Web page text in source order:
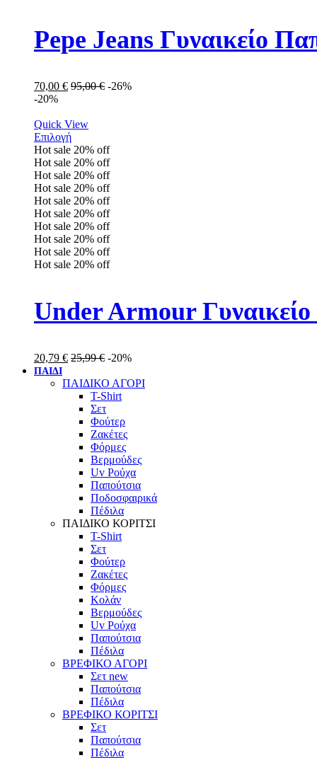
Pepe Jeans Γυναικείο
70,00 € 95,00€ -26%
-20%
Quick View
Επιλογή
Hot sale 20% off
Hot sale 20% off
Hot sale 20% off
Hot sale 20% off
Hot sale 20% off
Hot sale 20% off
Hot sale 20% off
Hot sale 20% off
Hot sale 20% off
Hot sale 20% off
Under Armour
20,79 € 25,99€ -20%
ΠΑΙΔΙ
ΠΑΙΔΙΚΟ ΑΓΟΡΙ
T-Shirt
Σετ
Φούτερ
Ζακέτες
Φόρμες
Βερμούδες
Uv Ρούχα
Παπούτσια
Ποδοσφαιρικά
Πέδιλα
ΠΑΙΔΙΚΟ ΚΟΡΙΤΣΙ
T-Shirt
Σετ
Φούτερ
Ζακέτες
Φόρμες
Κολάν
Βερμούδες
Uv Ρούχα
Παπούτσια
Πέδιλα
ΒΡΕΦΙΚΟ ΑΓΟΡΙ
Σετ new
Παπούτσια
Πέδιλα
ΒΡΕΦΙΚΟ ΚΟΡΙΤΣΙ
Σετ
Παπούτσια
Πέδιλα